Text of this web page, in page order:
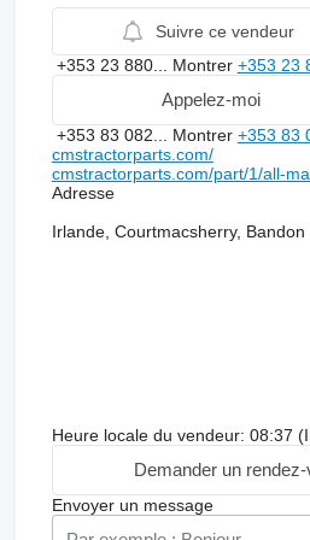
Suivre ce vendeur
+353 23 880... Montrer +353 23
Appelez-moi
+353 83 082... Montrer +353 83
cmstractorparts.com/
cmstractorparts.com/part/1/all-
Adresse
Irlande, Courtmacsherry, Bandon
Heure locale du vendeur: 08:37
Demander un
Envoyer un message